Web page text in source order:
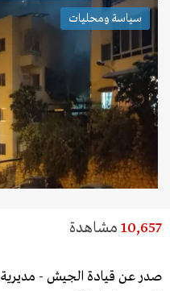
سياسة ومحليات
10,657 مشاهدة
صدر عن قيادة الجيش - مديرية